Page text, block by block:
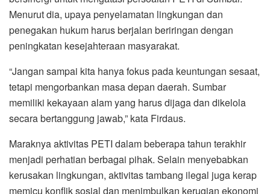
Menurut dia, upaya penyelamatan lingkungan dan
penegakan hukum harus berjalan beriringan dengan
peningkatan kesejahteraan masyarakat.
“Jangan sampai kita hanya fokus pada keuntungan sesaat,
tetapi mengorbankan masa depan daerah. Sumbar
memiliki kekayaan alam yang harus dijaga dan dikelola
secara bertanggung jawab,” kata Firdaus.
Maraknya aktivitas PETI dalam beberapa tahun terakhir
menjadi perhatian berbagai pihak. Selain menyebabkan
kerusakan lingkungan, aktivitas tambang ilegal juga kerap
memicu konflik sosial dan menimbulkan kerugian ekonomi